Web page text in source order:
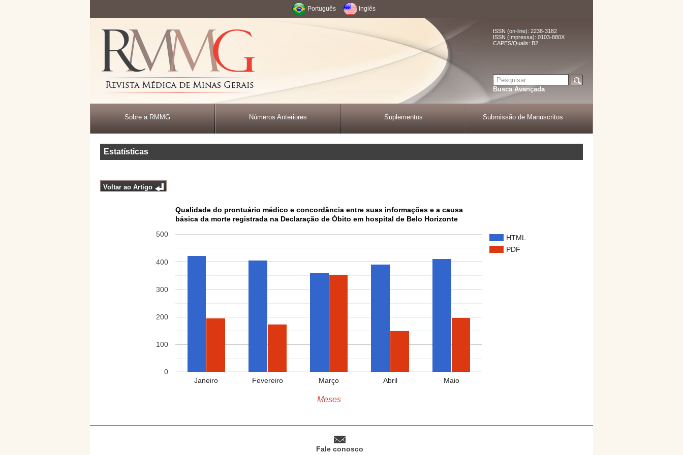
Português Inglês
ISSN (on-line): 2238-3182
ISSN (Impressa): 0103-880X
CAPES/Qualis: B2
Busca Avançada
Sobre a RMMG Números Anteriores Suplementos Submissão de Manuscritos
Estatísticas
Voltar ao Artigo
Qualidade do prontuário médico e concordância entre suas informações e a causa
básica da morte registrada na Declaração de Óbito em hospital de Belo Horizonte
HTML
PDF
Janeiro Fevereiro Março Abril Maio
0
100
200
300
400
500
Meses
Fale conosco